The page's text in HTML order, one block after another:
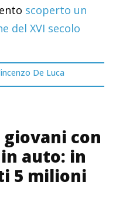
scoperto un
del XVI secolo
De Luca
giovani con
auto: in
5 milioni